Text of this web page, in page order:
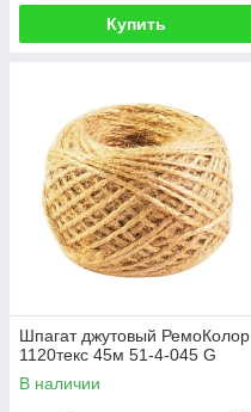
Купить
Шпагат джутовый РемоКолор
1120текс 45м 51-4-045 G
В наличии